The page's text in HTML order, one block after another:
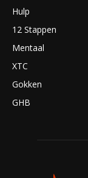
Hulp
12 Stappen
Mentaal
XTC
Gokken
GHB